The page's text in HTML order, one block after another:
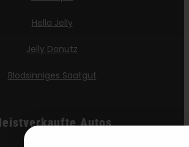
Hella Jelly
Jelly Donutz
Blödsinniges Saatgut
Autos